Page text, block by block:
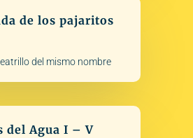
de los pajaritos
del mismo nombre
del Agua I – V